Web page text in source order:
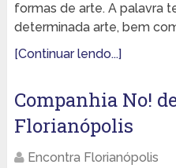
formas de arte. A palavra
determinada arte, bem
[Continuar lendo...]
Companhia No!
Florianópolis
Encontra Florianópolis